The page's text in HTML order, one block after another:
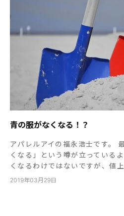
青の服がなくなる！？
アパレルアイの福永浩士です。
くなる」という噂が立っている
くなるわけではないですが、値
2019年03月29日